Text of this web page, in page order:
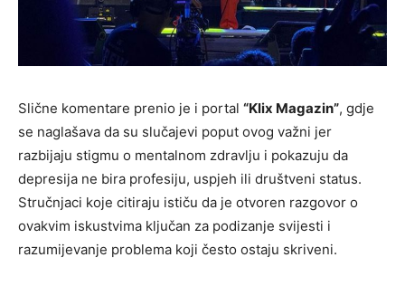
Slične komentare prenio je i portal “Klix Magazin”, gdje
se naglašava da su slučajevi poput ovog važni jer
razbijaju stigmu o mentalnom zdravlju i pokazuju da
depresija ne bira profesiju, uspjeh ili društveni status.
Stručnjaci koje citiraju ističu da je otvoren razgovor o
ovakvim iskustvima ključan za podizanje svijesti i
razumijevanje problema koji često ostaju skriveni.